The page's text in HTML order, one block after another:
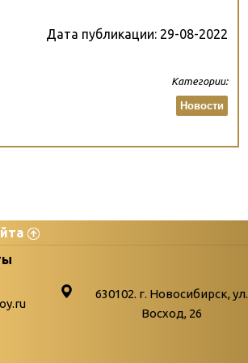
Дата публикации: 29-08-2022
Категории:
Новости
новых поступлений
Народ. Победа.
630102. г. Новосибирск, ул.
Восход, 26